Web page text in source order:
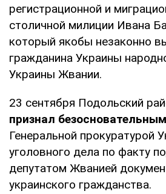
регистрационной и
столичной милиции Ивана
который якобы незаконно
гражданина Украины
Украины Жвании.
23 сентября Подольский
признал безосновательным
Генеральной прокуратурой
уголовного дела по факту
депутатом Жванией
украинского гражданства.